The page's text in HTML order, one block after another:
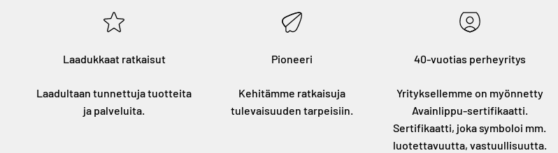
Laadukkaat ratkaisut
Laadultaan tunnettuja tuotteita
ja palveluita.
Pioneeri
Kehitämme ratkaisuja
tulevaisuuden tarpeisiin.
40-vuotias perheyritys
Yrityksellemme on myönnetty
Avainlippu-sertifikaatti.
Sertifikaatti, joka symboloi mm.
luotettavuutta, vastuullisuutta.